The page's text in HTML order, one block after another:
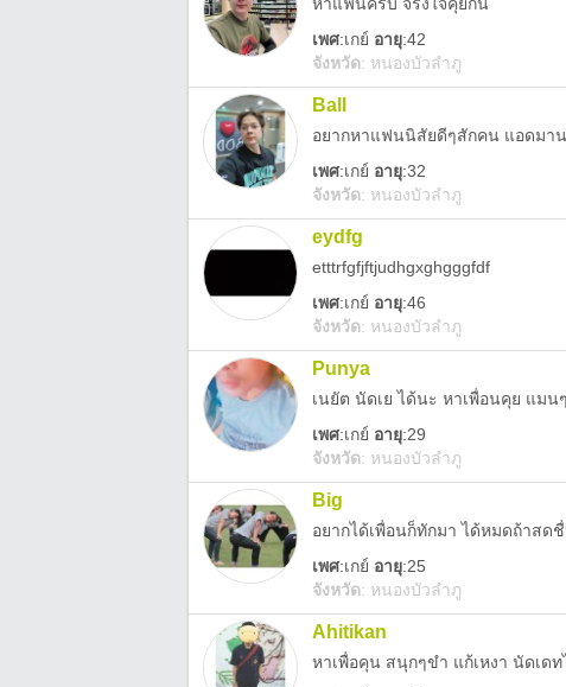
เพศ:เกย์ อายุ:42
จังหวัด: หนองบัวลำภู
Ball
อยากหาแฟนนิสัยดีๆสักคน แอดมา
เพศ:เกย์ อายุ:32
จังหวัด: หนองบัวลำภู
eydfg
etttrfgfjftjudhgxghgggfdf
เพศ:เกย์ อายุ:46
จังหวัด: หนองบัวลำภู
Punya
เนยัต นัดเย ได้นะ หาเพื่อนคุย แมน
เพศ:เกย์ อายุ:29
จังหวัด: หนองบัวลำภู
Big
อยากได้เพื่อนก็ทักมา ได้หมดถ้าสด
เพศ:เกย์ อายุ:25
จังหวัด: หนองบัวลำภู
Ahitikan
หาเพื่อคุน สนุกๆขำ แก้เหงา นัดเดท